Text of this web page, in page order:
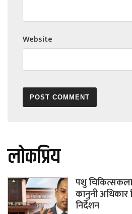
Website
लोकप्रिय
पशु
कानुनी अधिकार
निर्देशन